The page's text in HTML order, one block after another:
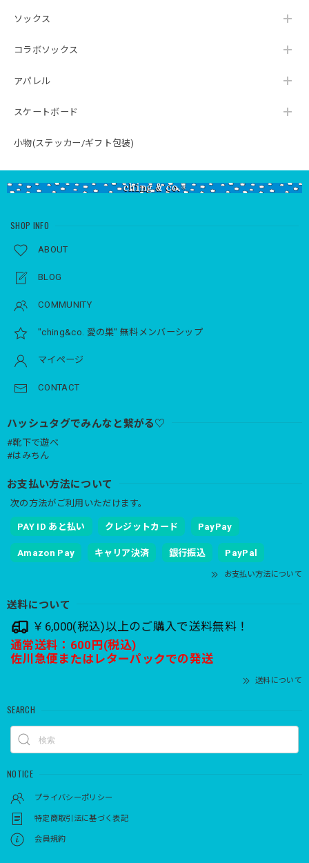
ソックス
コラボソックス
アパレル
スケートボード
小物(ステッカー/ギフト包装)
SHOP INFO
ABOUT
BLOG
COMMUNITY
"ching&co. 愛の巣" 無料メンバーシップ
マイページ
CONTACT
ハッシュタグでみんなと繋がる♡
#靴下で遊べ
#はみちん
お支払い方法について
次の方法がご利用いただけます。
PAY ID あと払い クレジットカード PayPay
Amazon Pay キャリア決済 銀行振込 PayPal
お支払い方法について
送料について
￥6,000(税込)以上のご購入で送料無料！
通常送料：600円(税込)
佐川急便またはレターパックでの発送
送料について
SEARCH
NOTICE
プライバシーポリシー
特定商取引法に基づく表記
会員規約